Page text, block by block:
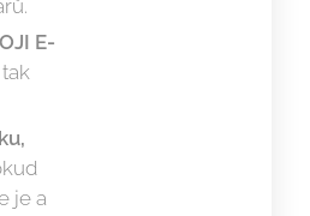
E-
je a